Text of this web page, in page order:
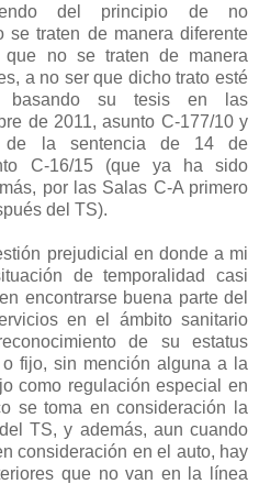
del principio de no
se traten de manera diferente
que no se traten de manera
a no ser que dicho trato esté
basando su tesis en las
de 2011, asunto C-177/10 y
de la sentencia de 14 de
C-16/15 (que ya ha sido
por las Salas C-A primero
del TS).
prejudicial en donde a mi
de temporalidad casi
encontrarse buena parte del
en el ámbito sanitario
de su estatus
fijo, sin mención alguna a la
como regulación especial en
se toma en consideración la
TS, y además, aun cuando
consideración en el auto, hay
que no van en la línea